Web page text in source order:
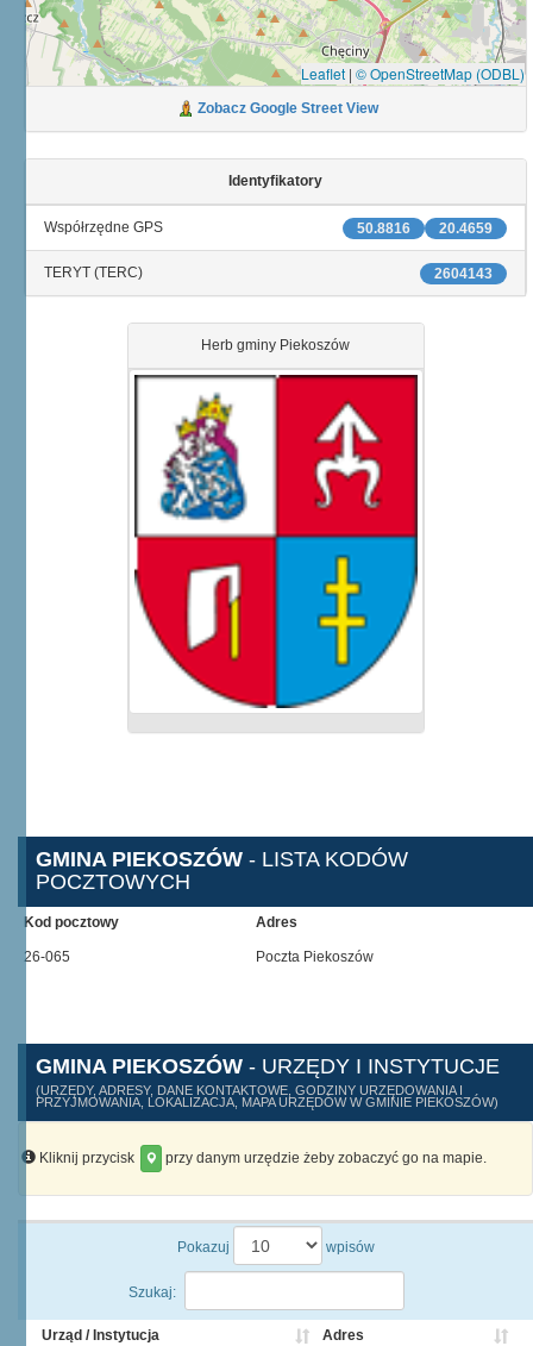
Leaflet | © OpenStreetMap (ODBL)
Zobacz Google Street View
Identyfikatory
20.4659
50.8816
Współrzędne GPS
TERYT (TERC) 2604143
Herb gminy Piekoszów
GMINA PIEKOSZÓW - LISTA KODÓW
POCZTOWYCH
Kod pocztowy Adres
26-065 Poczta Piekoszów
GMINA PIEKOSZÓW - URZĘDY I INSTYTUCJE
(URZĘDY, ADRESY, DANE KONTAKTOWE, GODZINY URZĘDOWANIA I
PRZYJMOWANIA, LOKALIZACJA, MAPA URZĘDÓW W GMINIE PIEKOSZÓW)
Kliknij przycisk przy danym urzędzie żeby zobaczyć go na mapie.
Pokazuj wpisów
Szukaj:
Urząd / Instytucja Adres